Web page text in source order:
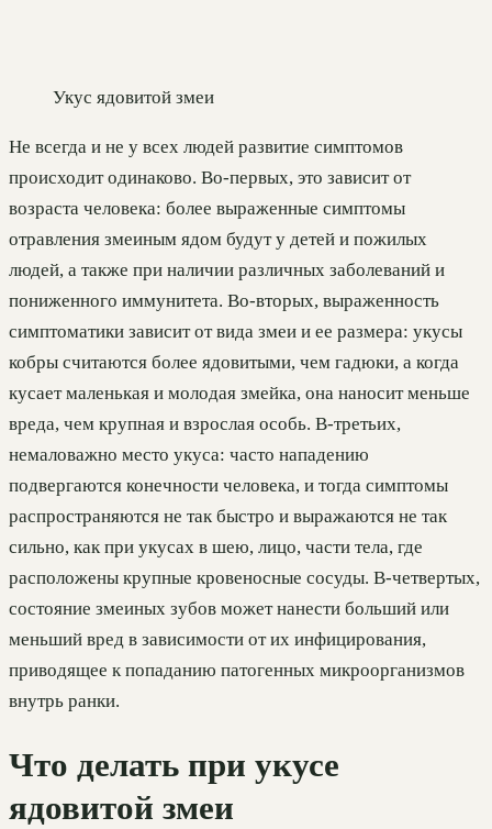
Укус ядовитой змеи
Не всегда и не у всех людей развитие симптомов
происходит одинаково. Во-первых, это зависит от
возраста человека: более выраженные симптомы
отравления змеиным ядом будут у детей и пожилых
людей, а также при наличии различных заболеваний и
пониженного иммунитета. Во-вторых, выраженность
симптоматики зависит от вида змеи и ее размера: укусы
кобры считаются более ядовитыми, чем гадюки, а когда
кусает маленькая и молодая змейка, она наносит меньше
вреда, чем крупная и взрослая особь. В-третьих,
немаловажно место укуса: часто нападению
подвергаются конечности человека, и тогда симптомы
распространяются не так быстро и выражаются не так
сильно, как при укусах в шею, лицо, части тела, где
расположены крупные кровеносные сосуды. В-четвертых,
состояние змеиных зубов может нанести больший или
меньший вред в зависимости от их инфицирования,
приводящее к попаданию патогенных микроорганизмов
внутрь ранки.
Что делать при укусе
ядовитой змеи